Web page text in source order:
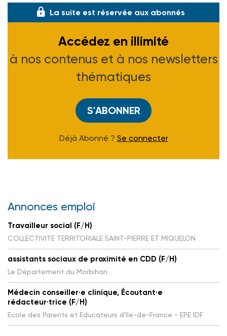
La suite est réservée aux abonnés
Accédez en illimité
à nos contenus et à nos newsletters
thématiques
S'ABONNER
Déjà Abonné ? Se connecter
Annonces emploi
Travailleur social (F/H)
COLLECTIVITE TERRITORIALE SAINT-PIERRE ET MIQUELON
assistants sociaux de proximité en CDD (F/H)
Le Département du Morbihan
Médecin conseiller·e clinique, Écoutant·e
rédacteur·trice (F/H)
Ecole des Parents et Educateurs d'Ile-de-France - EPE IDF